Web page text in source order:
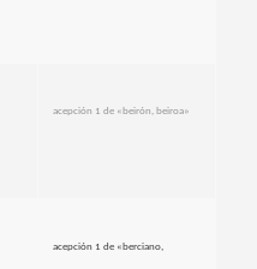
acepción 1 de «beirón, beiroa»
acepción 1 de «berciano,